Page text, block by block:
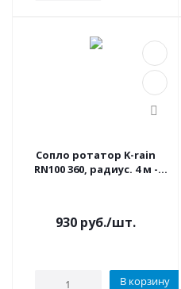
Сопло ротатор K-rain
RN100 360, радиус. 4 м -
930 руб./шт.
В корзину